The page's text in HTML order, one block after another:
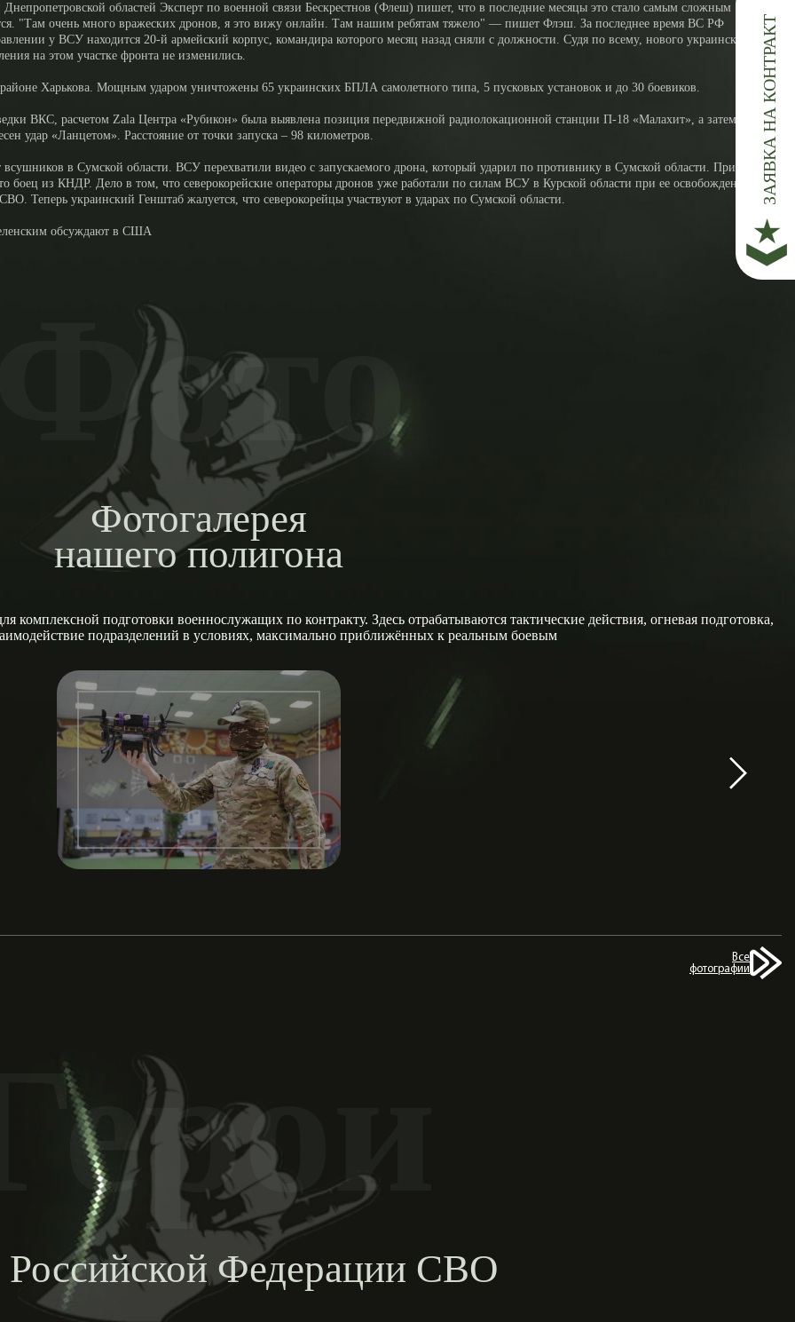
областей Эксперт по военной связи Бескрестнов (Флеш) пишет, что в последние месяцы это стало самым сложным
"Там очень много вражеских дронов, я это вижу онлайн. Там нашим ребятам тяжело" — пишет Флэш. За последнее время ВС РФ
у ВСУ находится 20-й армейский корпус, командира которого месяц назад сняли с должности. Судя по всему, нового украинского
на этом участке фронта не изменились.
Харькова. Мощным ударом уничтожены 65 украинских БПЛА самолетного типа, 5 пусковых установок и до 30 боевиков.
ВКС, расчетом Zala Центра «Рубикон» была выявлена позиция передвижной радиолокационной станции П-18 «Малахит», а затем и
удар «Ланцетом». Расстояние от точки запуска – 98 километров.
в Сумской области. ВСУ перехватили видео с запускаемого дрона, который ударил по противнику в Сумской области. При
боец из КНДР. Дело в том, что северокорейские операторы дронов уже работали по силам ВСУ в Курской области при ее освобождении. Но
Теперь украинский Генштаб жалуется, что северокорейцы участвуют в ударах по Сумской области.
обсуждают в США
Фотогалерея
нашего полигона
подготовки военнослужащих по контракту. Здесь отрабатываются тактические действия, огневая подготовка,
подразделений в условиях, максимально приближённых к реальным боевым
Все
фотографии
Российской Федерации СВО
ЗАЯВКА НА КОНТРАКТ